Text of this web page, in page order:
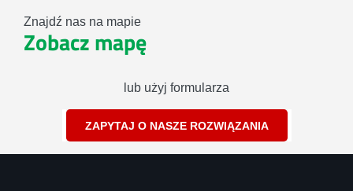
Znajdź nas na mapie
Zobacz mapę
lub użyj formularza
ZAPYTAJ O NASZE ROZWIĄZANIA